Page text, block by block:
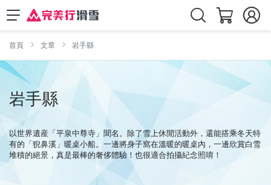
首頁 文章 岩手縣
岩手縣
以世界遺産「平泉中尊寺」聞名。除了雪上休閒活動外，還能搭乘冬天特
有的「猊鼻溪」暖桌小船。一邊將身子窩在溫暖的暖桌內，一邊欣賞白雪
堆積的絕景，真是最棒的奢侈體驗！也很適合拍攝紀念照唷！